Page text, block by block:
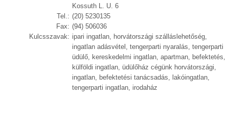
Kossuth L. U. 6
Tel.: (20) 5230135
Fax: (94) 506036
Kulcsszavak: ipari ingatlan, horvátországi szálláslehetőség,
ingatlan adásvétel, tengerparti nyaralás, tengerparti
üdülő, kereskedelmi ingatlan, apartman, befektetés,
külföldi ingatlan, üdülőház cégünk horvátországi,
ingatlan, befektetési tanácsadás, lakóingatlan,
tengerparti ingatlan, irodaház